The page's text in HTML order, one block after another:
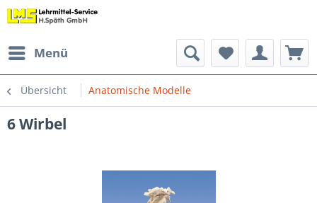
Menü
Übersicht Anatomische Modelle
6 Wirbel